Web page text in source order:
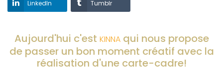
LinkedIn Tumblr
Aujourd'hui c'est KINNAqui nous propose
de passer un bon moment créatif avec la
réalisation d'une carte-cadre!